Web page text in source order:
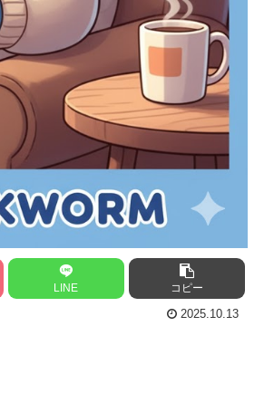
LINE コピー
2025.10.13